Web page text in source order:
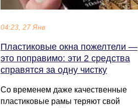
04:23, 27 Янв
Пластиковые окна пожелтели —
это поправимо: эти 2 средства
справятся за одну чистку
Со временем даже качественные
пластиковые рамы теряют свой